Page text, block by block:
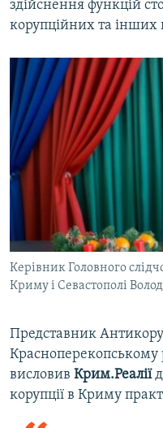
здійснення функцій
корупційних та
Керівник Головного
Криму і Севастополі
Представник
Красноперекопському
висловив Крим.Реалії
корупції в Криму